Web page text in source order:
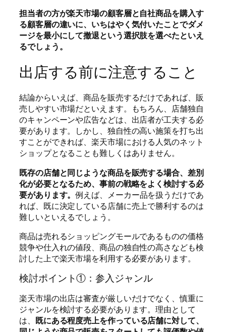
担当者の方が楽天市場の顧客層と自社商品を購入す
る顧客層の違いに、いちはやく気付いたことでダメ
ージを最小にして撤退という選択肢を選べたといえ
るでしょう。
出店する前に注意すること
結論からいえば、商品を販売するだけであれば、販
売しやすい市場だといえます。もちろん、店舗独自
のキャンペーンや広告などは、出店者が工夫する必
要があります。しかし、独自性の高い施策を打ち出
すことができれば、楽天市場における人気のネット
ショップとなることも難しくはありません。
既存の店舗と同じような商品を販売する場合、差別
化が必要となるため、事前の戦略をよく検討する必
要があります。例えば、メーカー品を扱うだけであ
れば、既に決定している店舗に売上で勝利するのは
難しいといえるでしょう。
商品は売れるショッピングモールであるものの価格
競争や仕入れの値段、商品の独自性の高さなども検
討した上で楽天市場を利用する必要があります。
検討ポイント①：参入ジャンル
楽天市場の出店は審査が厳しいだけでなく、慎重に
ジャンルを検討する必要があります。理由として
は、 既にある程度売上を作っている店舗に対して、